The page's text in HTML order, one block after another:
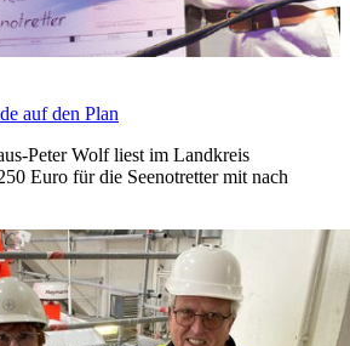
auf den Plan
Peter Wolf liest im Landkreis
Euro für die Seenotretter mit nach